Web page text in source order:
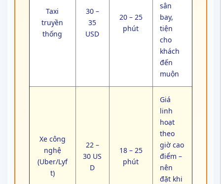
Taxi
truyền
thống
30 –
35
USD
20 – 25
phút
sân
bay,
tiện
cho
khách
đến
muộn
Xe công
nghệ
(Uber/Lyf
t)
22 –
30 US
D
18 – 25
phút
Giá
linh
hoạt
theo
giờ cao
điểm –
nên
đặt khi